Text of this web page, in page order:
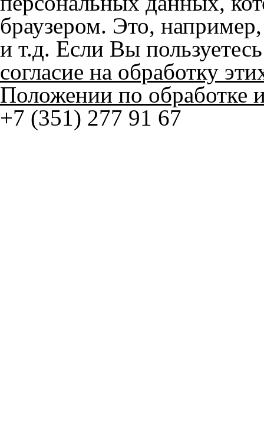
© ателье «Автоковрики
корпус 1.
На нашем сайте в целях
работоспособности
персональных данных,